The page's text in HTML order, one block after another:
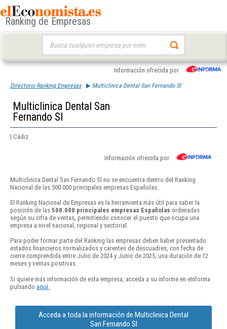
Ranking de Empresas
Información ofrecida por
Directorio Ranking Empresas Multiclinica Dental San Fernando Sl
Multiclinica Dental San
Fernando Sl
| Cádiz
Información ofrecida por
Multiclinica Dental San Fernando Sl no se encuentra dentro del Ranking
Nacional de las 500.000 principales empresas Españolas.
El Ranking Nacional de Empresas es la herramienta más útil para saber la
posición de las 500.000 principales empresas Españolas ordenadas
según su cifra de ventas, permitiendo conocer el puesto que ocupa una
empresa a nivel nacional, regional y sectorial.
Para poder formar parte del Ranking las empresas deben haber presentado
estados financieros normalizados y carentes de descuadres, con fecha de
cierre comprendida entre Julio de 2024 y Junio de 2025, una duración de 12
meses y ventas positivas.
Si quiere más información de esta empresa, acceda a su informe en eInforma
pulsando aquí
Acceda a toda la información de Multiclinica Dental
San Fernando Sl